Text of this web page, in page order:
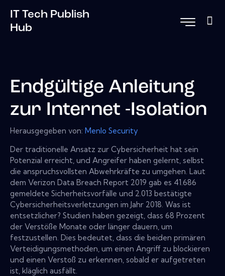
IT Tech Publish
Hub
Endgültige Anleitung
zur Internet -Isolation
Herausgegeben von: Menlo Security
Der traditionelle Ansatz zur Cybersicherheit hat sein
Potenzial erreicht, und Angreifer haben gelernt, selbst
die anspruchsvollsten Abwehrkräfte zu umgehen. Laut
dem Verizon Data Breach Report 2019 gab es 41.686
gemeldete Sicherheitsvorfälle und 2.013 bestätigte
Cybersicherheitsverletzungen im Jahr 2018. Was ist
entsetzlicher? Studien haben gezeigt, dass 68 Prozent
der Verstöße Monate oder länger dauern, um
festzustellen. Dies bedeutet, dass die beiden primären
Verteidigungsmethoden, um einen Angriff zu blockieren
und einen Verstoß zu erkennen, sobald er aufgetreten
ist, kläglich ausfällt.